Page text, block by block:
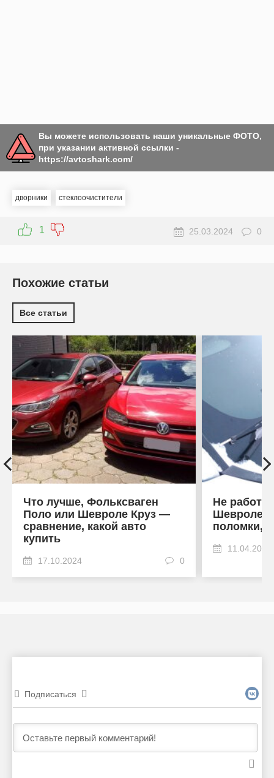
Вы можете использовать наши уникальные ФОТО,
при указании активной ссылки -
https://avtoshark.com/
дворники стеклоочистители
1 25.03.2024 0
Похожие статьи
Все статьи
Что лучше, Фольксваген
Поло или Шевроле Круз —
сравнение, какой авто
купить
17.10.2024 0
Не
Шевроле
поломки,
11.04.2024
Подписаться